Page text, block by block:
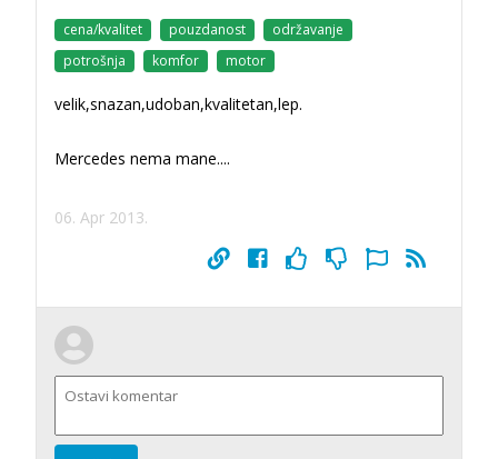
cena/kvalitet pouzdanost
održavanje
potrošnja
komfor motor
velik,snazan,udoban,kvalitetan,lep.
Mercedes nema mane....
06. Apr 2013.